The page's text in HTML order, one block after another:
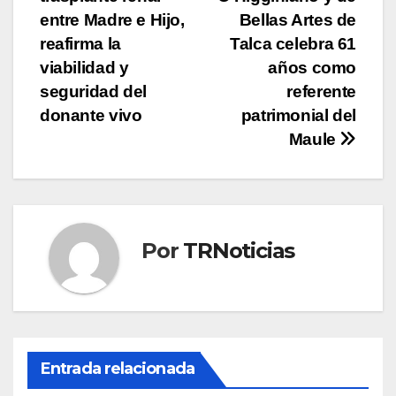
de
entradas
Bellas Artes de
Talca celebra 61
años como
referente
patrimonial del
Maule
entre Madre e Hijo,
reafirma la
viabilidad y
seguridad del
donante vivo
Por TRNoticias
Entrada relacionada